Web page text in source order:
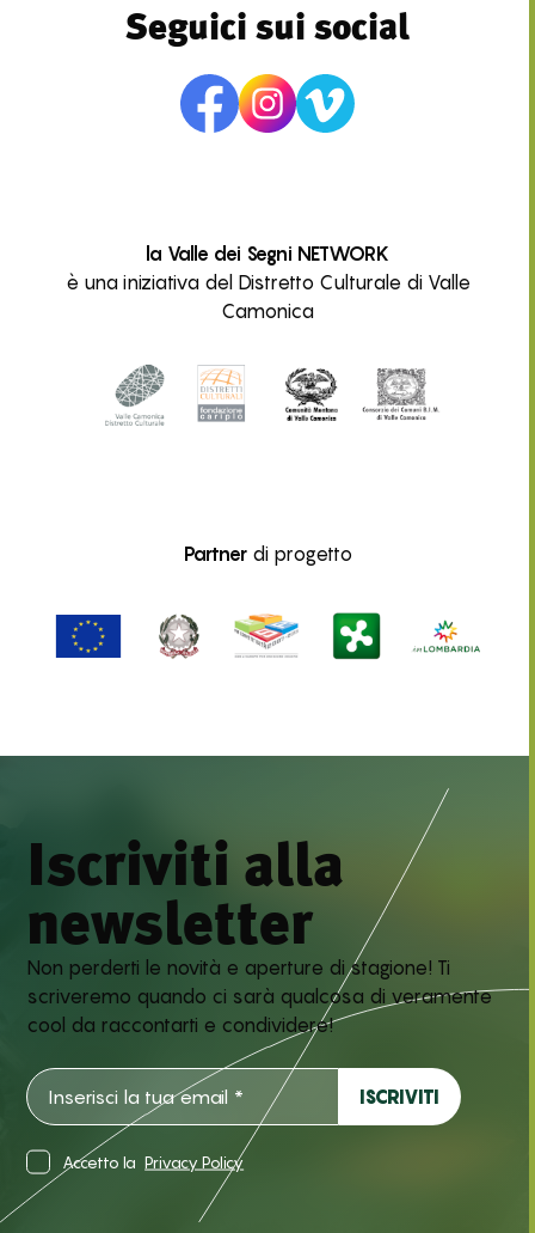
Seguici sui social
la Valle dei Segni NETWORK
è una iniziativa del Distretto Culturale di Valle
Camonica
Partnerdi progetto
Iscriviti alla
newsletter
Non perderti le novità e aperture di stagione! Ti
scriveremo quando ci sarà qualcosa di veramente
cool da raccontarti e condividere!
Accetto la Privacy Policy